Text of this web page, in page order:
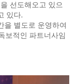
선도해오고 있으
있다.
을 별도로 운영하여
보적인 파트너사임